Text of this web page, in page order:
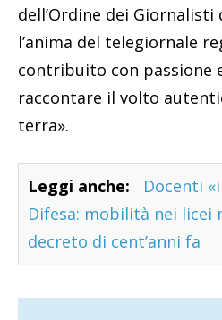
dell’Ordine dei Giornalisti
l’anima del telegiornale
contribuito con passione
raccontare il volto
terra».
Leggi anche:
Docenti
Difesa: mobilità nei licei
decreto di cent’anni fa